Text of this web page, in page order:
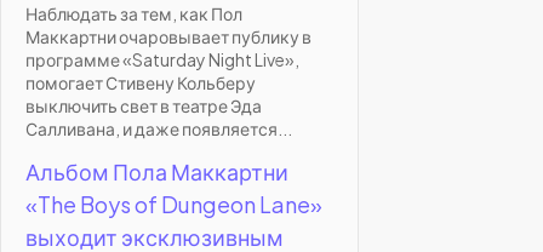
Наблюдать за тем, как Пол
Маккартни очаровывает публику в
программе «Saturday Night Live»,
помогает Стивену Кольберу
выключить свет в театре Эда
Салливана, и даже появляется...
Альбом Пола Маккартни
«The Boys of Dungeon Lane»
выходит эксклюзивным